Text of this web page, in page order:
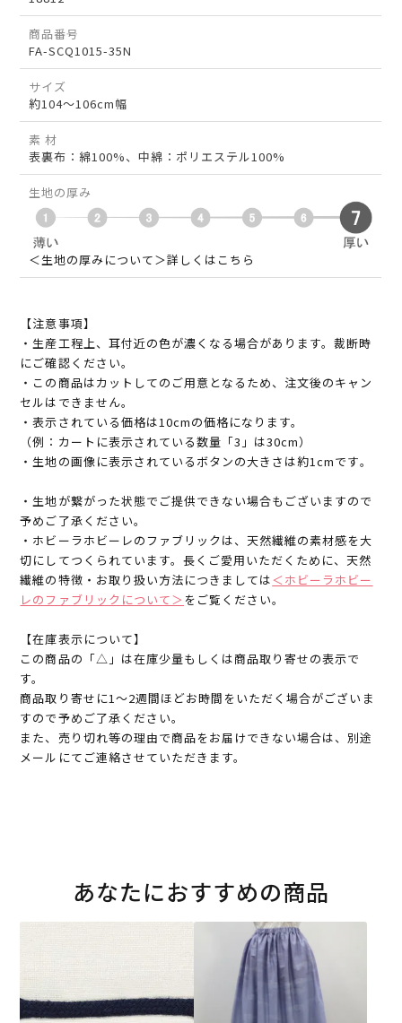
商品番号
FA-SCQ1015-35N
サイズ
約104～106cm幅
素 材
表裏布：綿100%、中綿：ポリエステル100%
生地の厚み
＜生地の厚みについて＞詳しくはこちら
【注意事項】
・生産工程上、耳付近の色が濃くなる場合があります。裁断時
にご確認ください。
・この商品はカットしてのご用意となるため、注文後のキャン
セルはできません。
・表示されている価格は10cmの価格になります。
（例：カートに表示されている数量「3」は30cm）
・生地の画像に表示されているボタンの大きさは約1cmです。
・生地が繋がった状態でご提供できない場合もございますので
予めご了承ください。
・ホビーラホビーレのファブリックは、天然繊維の素材感を大
切にしてつくられています。長くご愛用いただくために、天然
繊維の特徴・お取り扱い方法につきましては＜ホビーラホビー
レのファブリックについて＞ をご覧ください。
【在庫表示について】
この商品の「△」は在庫少量もしくは商品取り寄せの表示で
す。
商品取り寄せに1～2週間ほどお時間をいただく場合がございま
すので予めご了承ください。
また、売り切れ等の理由で商品をお届けできない場合は、別途
メールにてご連絡させていただきます。
あなたにおすすめの商品